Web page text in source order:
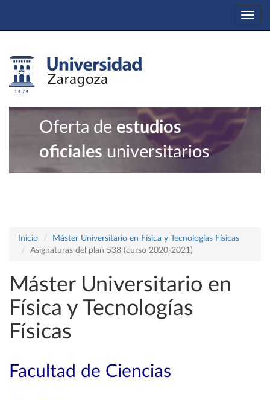
Oferta de estudios
oficiales universitarios
Inicio
Máster Universitario en Física y Tecnologías Físicas
Asignaturas del plan 538 (curso 2020-2021)
Máster Universitario en
Física y Tecnologías
Físicas
Facultad de Ciencias